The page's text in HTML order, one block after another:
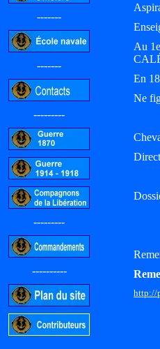
-------
-------
---------
---------
----------
Au
En
Ne
http://